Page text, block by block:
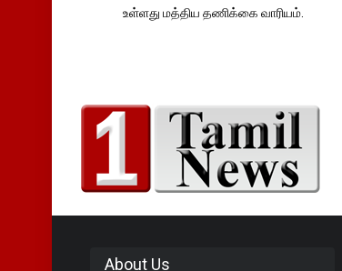
உள்ளது மத்திய தணிக்கை வாரியம்.
About Us